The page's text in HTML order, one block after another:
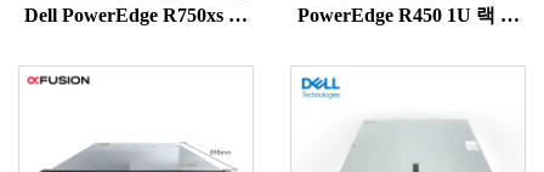
Dell PowerEdge R750xs 인
2U 랙 서버
PowerEdge R450 1U 랙 마
서버, 랙 NAS, Precision